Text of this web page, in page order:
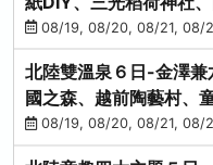
街、下呂溫泉
08/19, 08/20, 08/21, 08/
北陸雙溫泉６日-金澤
國之森、越前陶藝村、
幡08/19, 08/20, 08/21, 08/